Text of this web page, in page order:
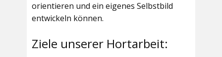
orientieren und ein eigenes Selbstbild
entwickeln können.
Ziele unserer Hortarbeit: